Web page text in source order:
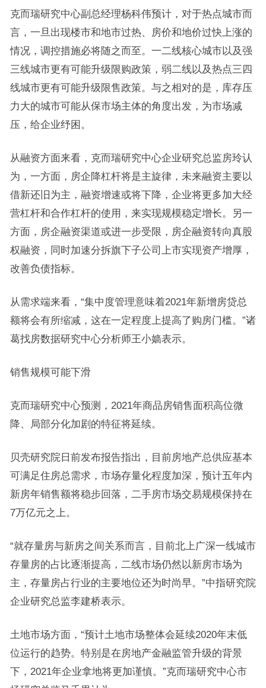
克而瑞研究中心副总经理杨科伟预计，对于热点城市而
言，一旦出现楼市和地市过热、房价和地价过快上涨的
情况，调控措施必将随之而至。一二线核心城市以及强
三线城市更有可能升级限购政策，弱二线以及热点三四
线城市更有可能升级限售政策。与之相对的是，库存压
力大的城市可能从保市场主体的角度出发，为市场减
压，给企业纾困。
从融资方面来看，克而瑞研究中心企业研究总监房玲认
为，一方面，房企降杠杆将是主旋律，未来融资主要以
借新还旧为主，融资增速或将下降，企业将更多加大经
营杠杆和合作杠杆的使用，来实现规模稳定增长。另一
方面，房企融资渠道或进一步受限，房企融资转向真股
权融资，同时加速分拆旗下子公司上市实现资产增厚，
改善负债指标。
从需求端来看，“集中度管理意味着2021年新增房贷总
额将会有所缩减，这在一定程度上提高了购房门槛。”诸
葛找房数据研究中心分析师王小嫱表示。
销售规模可能下滑
克而瑞研究中心预测，2021年商品房销售面积高位微
降、局部分化加剧的特征将延续。
贝壳研究院日前发布报告指出，目前房地产总供应基本
可满足住房总需求，市场存量化程度加深，预计五年内
新房年销售额将稳步回落，二手房市场交易规模保持在
7万亿元之上。
“就存量房与新房之间关系而言，目前北上广深一线城市
存量房的占比逐渐提高，二线市场仍然以新房市场为
主，存量房占行业的主要地位还为时尚早。”中指研究院
企业研究总监李建桥表示。
土地市场方面，“预计土地市场整体会延续2020年末低
位运行的趋势。特别是在房地产金融监管升级的背景
下，2021年企业拿地将更加谨慎。”克而瑞研究中心市